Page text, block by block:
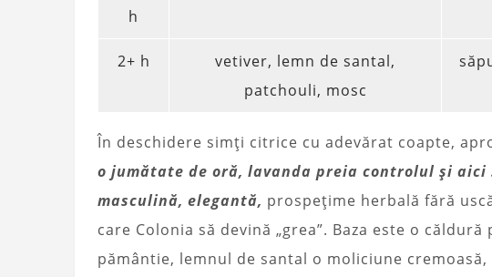
h
2+ h
vetiver, lemn de santal,
patchouli, mosc
În deschidere simți citrice cu adevărat coapte,
o jumătate de oră, lavanda preia controlul și
masculină, elegantă, prospețime herbală fără
care Colonia să devină „grea”. Baza este o
pământie, lemnul de santal o moliciune